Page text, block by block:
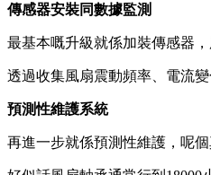
傳感器安裝同數據監測
最基本嘅升級就係加裝傳感器
透過收集風扇震動頻率、電流
預測性維護系統
再進一步就係預測性維護，呢